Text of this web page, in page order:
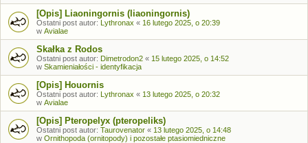
[Opis] Liaoningornis (liaoningornis)
Ostatni post autor: Lythronax « 16 lutego 2025, o 20:39
w Avialae
Skałka z Rodos
Ostatni post autor: Dimetrodon2 « 15 lutego 2025, o 14:52
w Skamieniałości - identyfikacja
[Opis] Houornis
Ostatni post autor: Lythronax « 13 lutego 2025, o 20:32
w Avialae
[Opis] Pteropelyx (pteropeliks)
Ostatni post autor: Taurovenator « 13 lutego 2025, o 14:48
w Ornithopoda (ornitopody) i pozostałe ptasiomiedniczne